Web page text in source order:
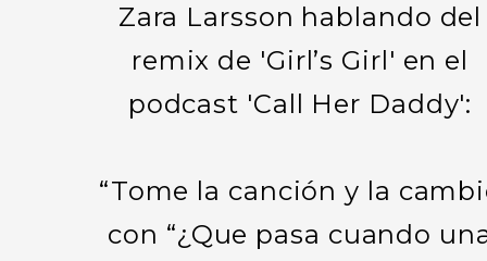
Zara Larsson hablando del
remix de 'Girl’s Girl' en el
podcast 'Call Her Daddy':
“Tome la canción y la
con “¿Que pasa cuando